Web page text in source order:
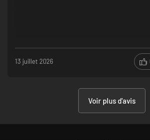
13 juillet 2026
Voir plus d'avis